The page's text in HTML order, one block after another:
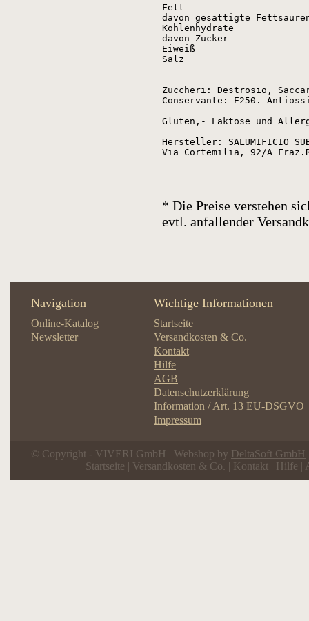
Fett
davon gesättigte
Kohlenhydrate
davon Zucker
Eiweiß
Salz
Zuccheri: Destrosio,
Conservante: E250.
Gluten,- Laktose und
Hersteller: SALUMIFICIO
Via Cortemilia, 92/A
* Die Preise verstehen
evtl. anfallender
Navigation
Online-Katalog
Newsletter
Wichtige Informationen
Startseite
Versandkosten & Co.
Kontakt
Hilfe
AGB
Datenschutzerklärung
Information / Art. 13 EU-DSGVO
Impressum
© Copyright - VIVERI GmbH | Webshop by DeltaSoft GmbH
Startseite | Versandkosten & Co. | Kontakt | Hilfe |